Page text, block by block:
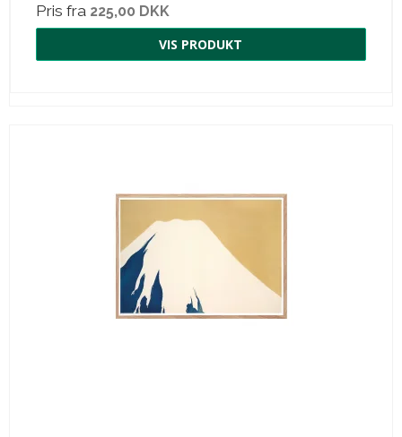
Pris fra 225,00 DKK
VIS PRODUKT